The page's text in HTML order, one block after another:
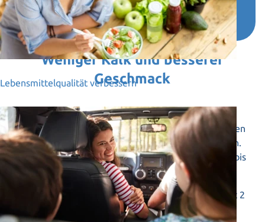
Lebensmittelqualität verbessern
Haustechnik Ellmeier
Weniger Kalk und besserer
Geschmack
Wir als langjähriger Installationsbetrieb aus
Langenwang haben immer mehr mit Kundenanfragen
zur Kalkstabilisierung im Trinkwasserbereich zu tun.
Die Wasserhärte in unserem Tätigkeitsfeld beträgt bis
zu 25° dH.
Wir führen das Qi Quant Water Alive Sortiment seit 2
Jahren.